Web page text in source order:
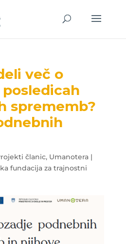
več o
sprememb?
članic, Umanotera |
fundacija za trajnostni